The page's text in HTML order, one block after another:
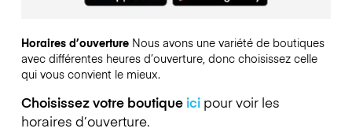
Horaires d’ouverture Nous avons une variété de boutiques
avec différentes heures d’ouverture, donc choisissez celle
qui vous convient le mieux.
Choisissez votre boutique icipour voir les
horaires d’ouverture.